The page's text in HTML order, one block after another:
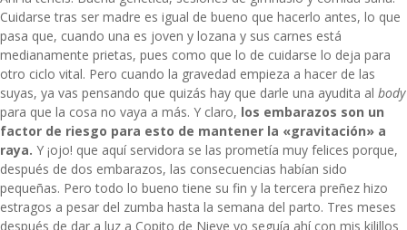
Cuidarse tras ser madre es igual de bueno que hacerlo antes, lo que
pasa que, cuando una es joven y lozana y sus carnes está
medianamente prietas, pues como que lo de cuidarse lo deja para
otro ciclo vital. Pero cuando la gravedad empieza a hacer de las
suyas, ya vas pensando que quizás hay que darle una ayudita al body
para que la cosa no vaya a más. Y claro, los embarazos son un
factor de riesgo para esto de mantener la «gravitación» a
raya. Y ¡ojo! que aquí servidora se las prometía muy felices porque,
después de dos embarazos, las consecuencias habían sido
pequeñas. Pero todo lo bueno tiene su fin y la tercera preñez hizo
estragos a pesar del zumba hasta la semana del parto. Tres meses
después de dar a luz a Copito de Nieve yo seguía ahí con mis kilillos